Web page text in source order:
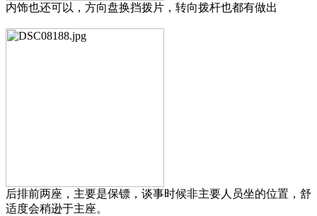
内饰也还可以，方向盘换挡拨片， 转向拨杆也都有做出
后排前两座，主要是保镖，谈事时候非主要人员坐的位置，舒
适度会稍逊于主座。